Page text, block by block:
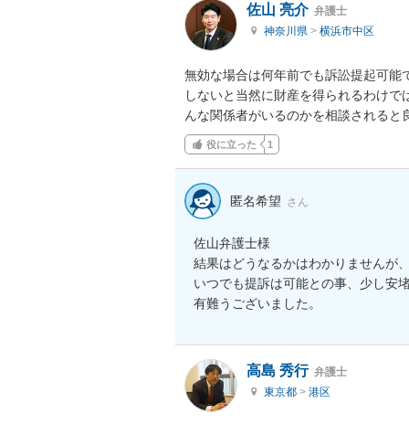
佐山 亮介 弁護士
神奈川県 > 横浜市中区
無効な場合は何年前でも訴訟提起可
しないと当然に財産を得られるわけ
んな関係者がいるのかを相談されると
役に立った 1
匿名希望 さん
佐山弁護士様
結果はどうなるかはわかりませんが
いつでも提訴は可能との事、少し安
有難うございました。
高島 秀行 弁護士
東京都 > 港区